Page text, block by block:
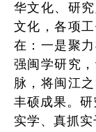
华文化、研
文化，各项
在：一是聚
强闽学研究
脉，将闽江
丰硕成果。
实学、真抓